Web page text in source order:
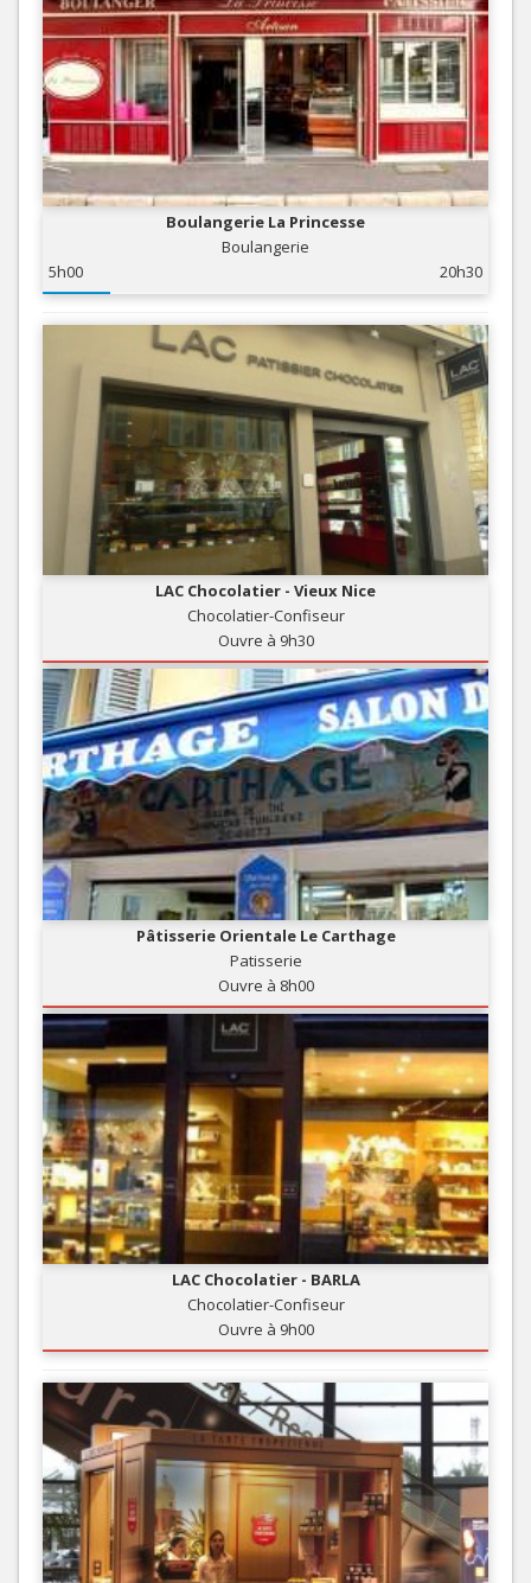
Boulangerie La Princesse
Boulangerie
5h00
20h30
LAC Chocolatier - Vieux Nice
Chocolatier-Confiseur
Ouvre à 9h30
Pâtisserie Orientale Le Carthage
Patisserie
Ouvre à 8h00
LAC Chocolatier - BARLA
Chocolatier-Confiseur
Ouvre à 9h00